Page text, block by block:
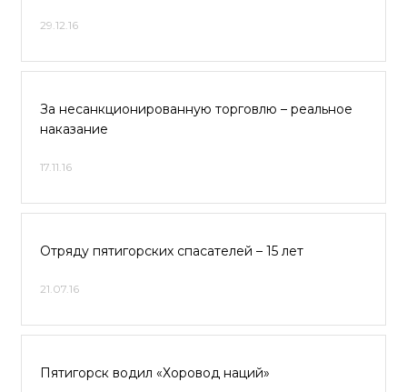
29.12.16
За несанкционированную торговлю – реальное
наказание
17.11.16
Отряду пятигорских спасателей – 15 лет
21.07.16
Пятигорск водил «Хоровод наций»